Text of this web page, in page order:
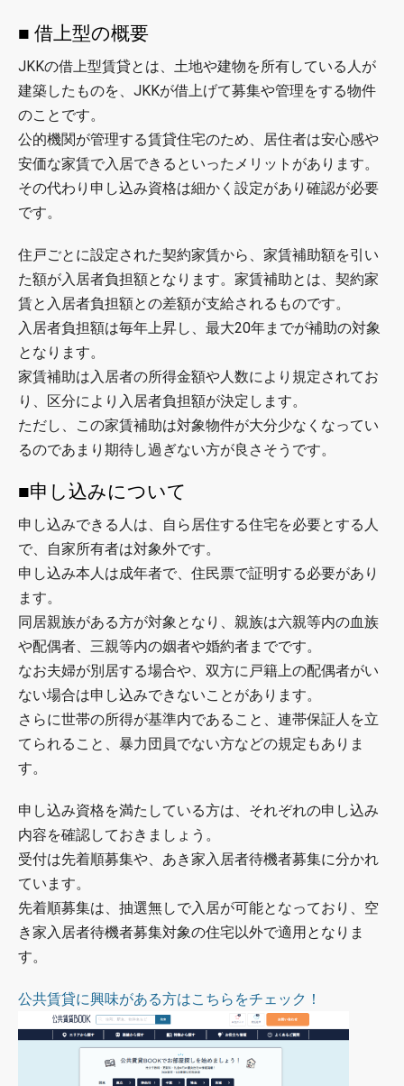
■ 借上型の概要
JKKの借上型賃貸とは、土地や建物を所有している人が
建築したものを、JKKが借上げて募集や管理をする物件
のことです。
公的機関が管理する賃貸住宅のため、居住者は安心感や
安価な家賃で入居できるといったメリットがあります。
その代わり申し込み資格は細かく設定があり確認が必要
です。
住戸ごとに設定された契約家賃から、家賃補助額を引い
た額が入居者負担額となります。家賃補助とは、契約家
賃と入居者負担額との差額が支給されるものです。
入居者負担額は毎年上昇し、最大20年までが補助の対象
となります。
家賃補助は入居者の所得金額や人数により規定されてお
り、区分により入居者負担額が決定します。
ただし、この家賃補助は対象物件が大分少なくなってい
るのであまり期待し過ぎない方が良さそうです。
■申し込みについて
申し込みできる人は、自ら居住する住宅を必要とする人
で、自家所有者は対象外です。
申し込み本人は成年者で、住民票で証明する必要があり
ます。
同居親族がある方が対象となり、親族は六親等内の血族
や配偶者、三親等内の姻者や婚約者までです。
なお夫婦が別居する場合や、双方に戸籍上の配偶者がい
ない場合は申し込みできないことがあります。
さらに世帯の所得が基準内であること、連帯保証人を立
てられること、暴力団員でない方などの規定もありま
す。
申し込み資格を満たしている方は、それぞれの申し込み
内容を確認しておきましょう。
受付は先着順募集や、あき家入居者待機者募集に分かれ
ています。
先着順募集は、抽選無しで入居が可能となっており、空
き家入居者待機者募集対象の住宅以外で適用となりま
す。
公共賃貸に興味がある方はこちらをチェック！